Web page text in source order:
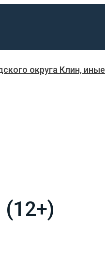
округа Клин, иные